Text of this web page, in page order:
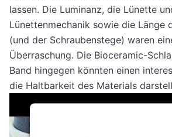
lassen. Die Luminanz, die Lünette
Lünettenmechanik sowie die Länge
(und der Schraubenstege) waren
Überraschung. Die Bioceramic-
Band hingegen könnten einen
die Haltbarkeit des Materials